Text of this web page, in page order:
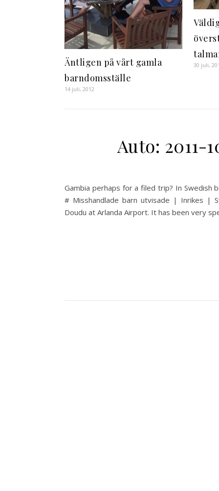
Äntligen på vårt gamla
barndomsställe
14 juli, 2012
30 juli,
Auto: 2011-
Gambia perhaps for a filed trip? In Swedish
# Misshandlade barn utvisade | Inrikes |
Doudu at Arlanda Airport. It has been very